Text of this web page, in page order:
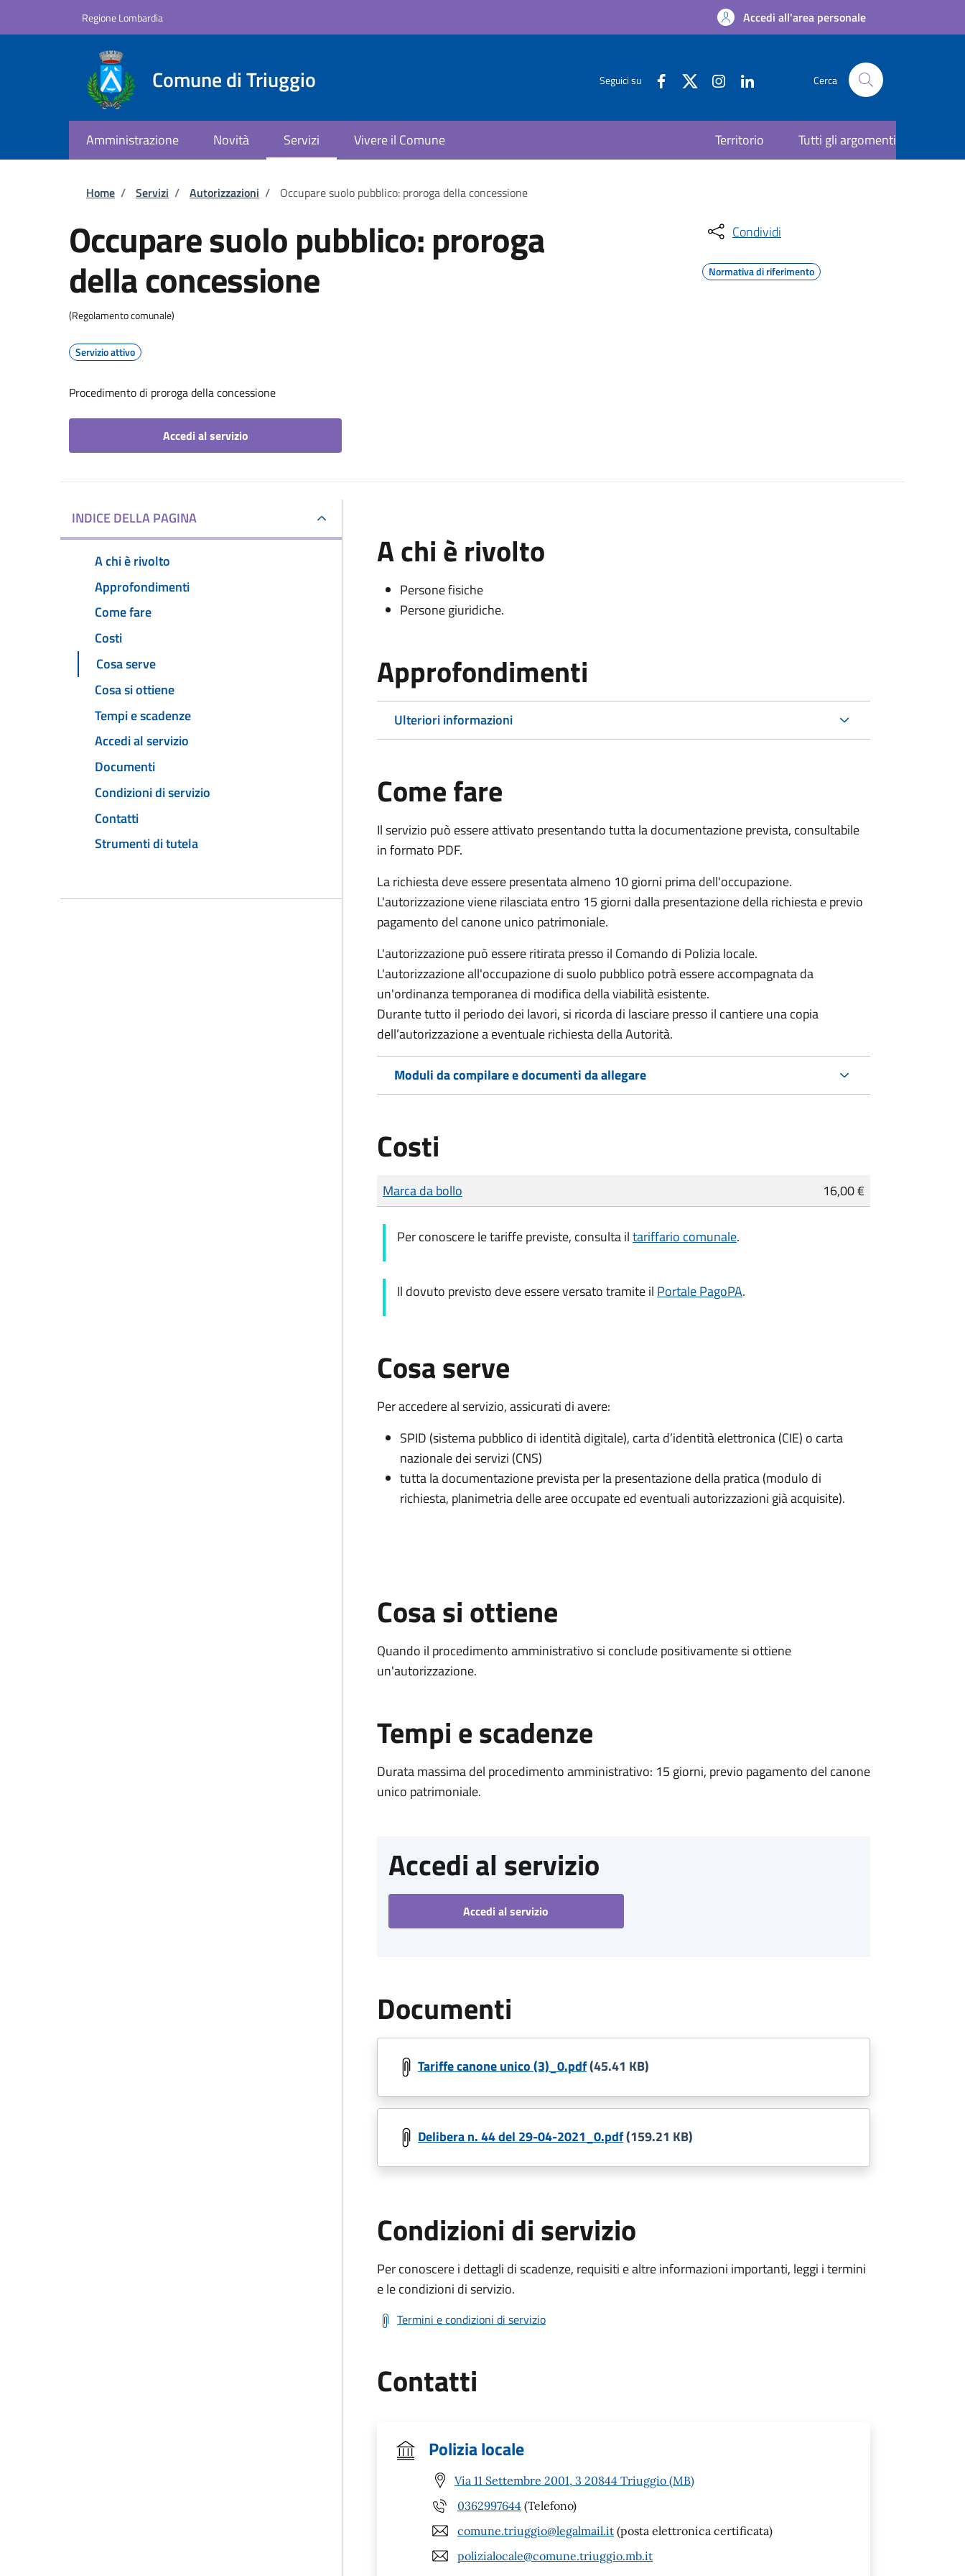
Regione Lombardia Accedi all'area personale
Comune di Triuggio Seguici su Cerca
Amministrazione Novità Servizi Vivere il Comune Territorio Tutti gli argomenti
Briciole di pane
Home / Servizi / Autorizzazioni / Occupare suolo pubblico: proroga della concessione
Occupare suolo pubblico: proroga
della concessione
(Regolamento comunale)
Servizio attivo
Procedimento di proroga della concessione
Accedi al servizio
Condividi
Normativa di riferimento
INDICE DELLA PAGINA
A chi è rivolto
Approfondimenti
Come fare
Costi
Cosa serve
Cosa si ottiene
Tempi e scadenze
Accedi al servizio
Documenti
Condizioni di servizio
Contatti
Strumenti di tutela
A chi è rivolto
Persone fisiche
Persone giuridiche.
Approfondimenti
Ulteriori informazioni
Come fare
Il servizio può essere attivato presentando tutta la documentazione prevista, consultabile
in formato PDF.
La richiesta deve essere presentata almeno 10 giorni prima dell'occupazione.
L'autorizzazione viene rilasciata entro 15 giorni dalla presentazione della richiesta e previo
pagamento del canone unico patrimoniale.
L'autorizzazione può essere ritirata presso il Comando di Polizia locale.
L'autorizzazione all'occupazione di suolo pubblico potrà essere accompagnata da
un'ordinanza temporanea di modifica della viabilità esistente.
Durante tutto il periodo dei lavori, si ricorda di lasciare presso il cantiere una copia
dell’autorizzazione a eventuale richiesta della Autorità.
Moduli da compilare e documenti da allegare
Costi
Tipo di pagamento
Importo
Marca da bollo 16,00 €
Per conoscere le tariffe previste, consulta iltariffario comunale.
Il dovuto previsto deve essere versato tramite il Portale PagoPA.
Cosa serve
Per accedere al servizio, assicurati di avere:
SPID (sistema pubblico di identità digitale), carta d’identità elettronica (CIE) o carta
nazionale dei servizi (CNS)
tutta la documentazione prevista per la presentazione della pratica (modulo di
richiesta, planimetria delle aree occupate ed eventuali autorizzazioni già acquisite).
Cosa si ottiene
Quando il procedimento amministrativo si conclude positivamente si ottiene
un'autorizzazione.
Tempi e scadenze
Durata massima del procedimento amministrativo: 15 giorni, previo pagamento del canone
unico patrimoniale.
Accedi al servizio
Accedi al servizio
Documenti
Tariffe canone unico (3)_0.pdf(45.41 KB)
Delibera n. 44 del 29-04-2021_0.pdf(159.21 KB)
Condizioni di servizio
Per conoscere i dettagli di scadenze, requisiti e altre informazioni importanti, leggi i termini
e le condizioni di servizio.
Termini e condizioni di servizio
Contatti
Polizia locale
Via 11 Settembre 2001, 3 20844 Triuggio (MB)
0362997644 (Telefono)
comune.triuggio@legalmail.it (posta elettronica certificata)
polizialocale@comune.triuggio.mb.it